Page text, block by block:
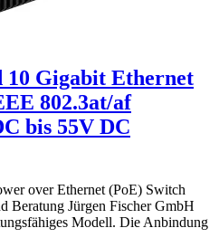
10 Gigabit Ethernet
802.3at/af
bis 55V DC
over Ethernet (PoE) Switch
Beratung Jürgen Fischer GmbH
Modell. Die Anbindung